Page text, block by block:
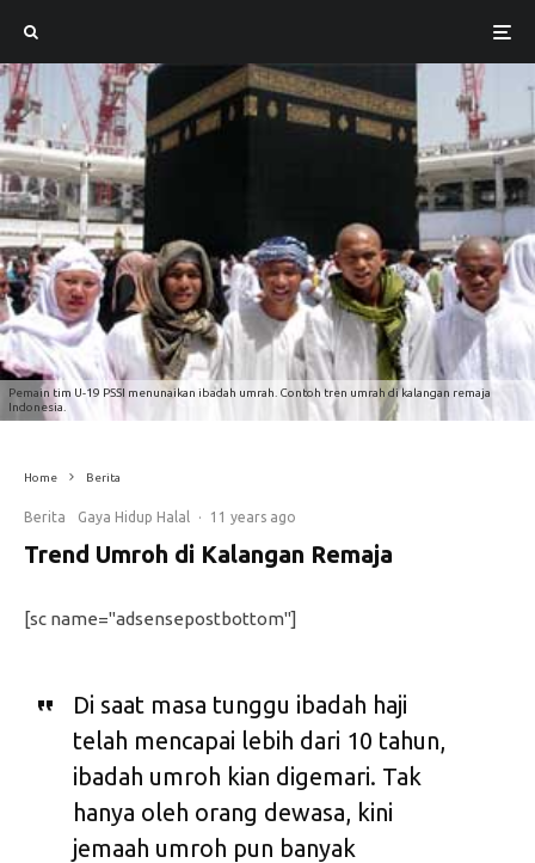
Pemain tim U-19 PSSI menunaikan ibadah umrah. Contoh tren umrah di kalangan remaja
Indonesia.
Home Berita
Berita Gaya Hidup Halal · 11 years ago
Trend Umroh di Kalangan Remaja
[sc name="adsensepostbottom"]
Di saat masa tunggu ibadah haji
telah mencapai lebih dari 10 tahun,
ibadah umroh kian digemari. Tak
hanya oleh orang dewasa, kini
jemaah umroh pun banyak